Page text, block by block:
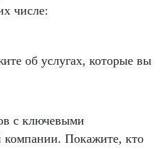
числе:
об услугах, которые вы
с ключевыми
компании. Покажите, кто